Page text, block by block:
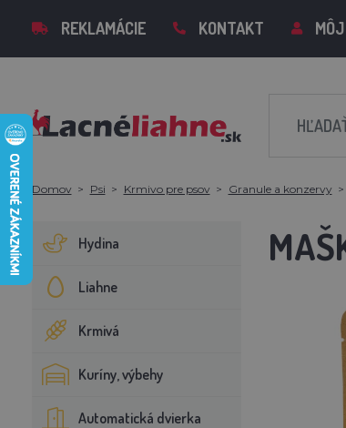
REKLAMÁCIE KONTAKT
Domov Psi Krmivo pre psov Granule a konzervy
Hydina
Liahne
Krmivá
Kuríny, výbehy
Automatická dvierka